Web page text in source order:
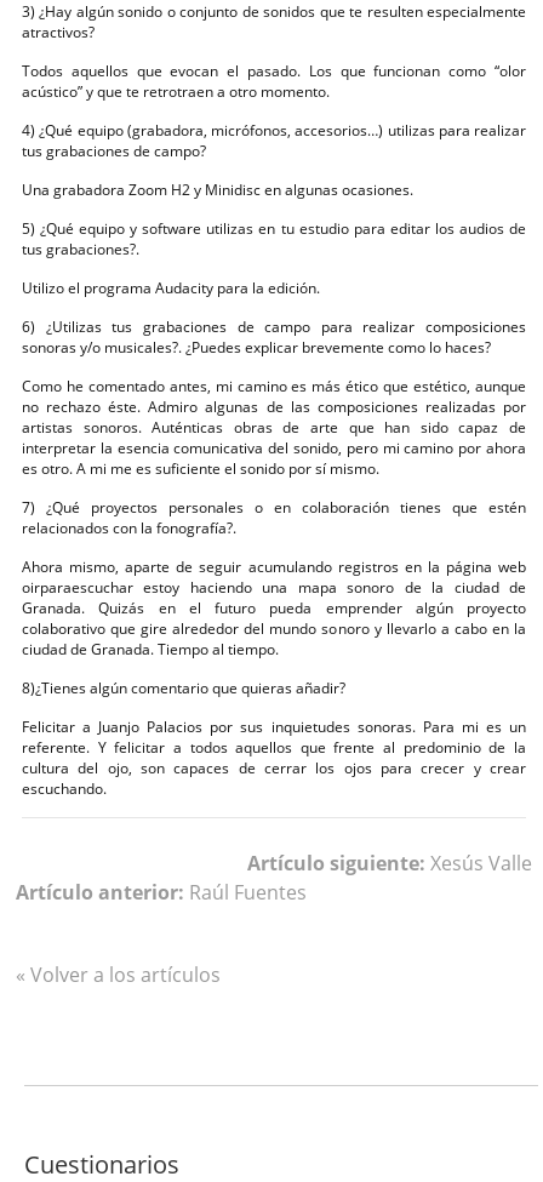
3) ¿Hay algún sonido o conjunto de sonidos que te resulten especialmente
atractivos?
Todos aquellos que evocan el pasado. Los que funcionan como “olor
acústico” y que te retrotraen a otro momento.
4) ¿Qué equipo (grabadora, micrófonos, accesorios…) utilizas para realizar
tus grabaciones de campo?
Una grabadora Zoom H2 y Minidisc en algunas ocasiones.
5) ¿Qué equipo y software utilizas en tu estudio para editar los audios de
tus grabaciones?.
Utilizo el programa Audacity para la edición.
6) ¿Utilizas tus grabaciones de campo para realizar composiciones
sonoras y/o musicales?. ¿Puedes explicar brevemente como lo haces?
Como he comentado antes, mi camino es más ético que estético, aunque
no rechazo éste. Admiro algunas de las composiciones realizadas por
artistas sonoros. Auténticas obras de arte que han sido capaz de
interpretar la esencia comunicativa del sonido, pero mi camino por ahora
es otro. A mi me es suficiente el sonido por sí mismo.
7) ¿Qué proyectos personales o en colaboración tienes que estén
relacionados con la fonografía?.
Ahora mismo, aparte de seguir acumulando registros en la página web
oirparaescuchar estoy haciendo una mapa sonoro de la ciudad de
Granada. Quizás en el futuro pueda emprender algún proyecto
colaborativo que gire alrededor del mundo sonoro y llevarlo a cabo en la
ciudad de Granada. Tiempo al tiempo.
8)¿Tienes algún comentario que quieras añadir?
Felicitar a Juanjo Palacios por sus inquietudes sonoras. Para mi es un
referente. Y felicitar a todos aquellos que frente al predominio de la
cultura del ojo, son capaces de cerrar los ojos para crecer y crear
escuchando.
Artículo siguiente: Xesús Valle
Artículo anterior: Raúl Fuentes
« Volver a los artículos
Cuestionarios